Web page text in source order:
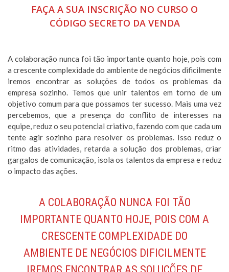
FAÇA A SUA INSCRIÇÃO NO CURSO O
CÓDIGO SECRETO DA VENDA
A colaboração nunca foi tão importante quanto hoje, pois com
a crescente complexidade do ambiente de negócios dificilmente
iremos encontrar as soluções de todos os problemas da
empresa sozinho. Temos que unir talentos em torno de um
objetivo comum para que possamos ter sucesso. Mais uma vez
percebemos, que a presença do conflito de interesses na
equipe, reduz o seu potencial criativo, fazendo com que cada um
tente agir sozinho para resolver os problemas. Isso reduz o
ritmo das atividades, retarda a solução dos problemas, criar
gargalos de comunicação, isola os talentos da empresa e reduz
o impacto das ações.
A COLABORAÇÃO NUNCA FOI TÃO
IMPORTANTE QUANTO HOJE, POIS COM A
CRESCENTE COMPLEXIDADE DO
AMBIENTE DE NEGÓCIOS DIFICILMENTE